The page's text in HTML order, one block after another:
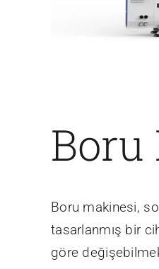
Boru
Boru makinesi,
tasarlanmış bir
göre